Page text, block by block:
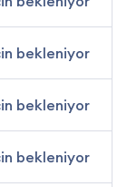
bekleniyor
bekleniyor
bekleniyor